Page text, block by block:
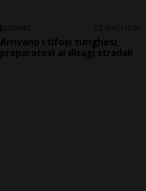
LUGANO 2 ore 11 30
Arrivano i tifosi zurighesi,
preparatevi ai disagi stradali